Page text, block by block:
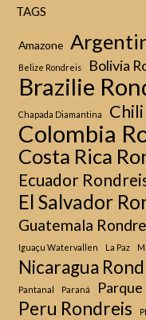
TAGS
Amazone
Belize Rondreis Bolivia
Brazilie
Chapada Diamantina
Colombia
Costa Rica
Ecuador
El Salvador
Guatemala
Iguaçu Watervallen
La Paz
Nicaragua
Pantanal Paraná
Peru Rondreis